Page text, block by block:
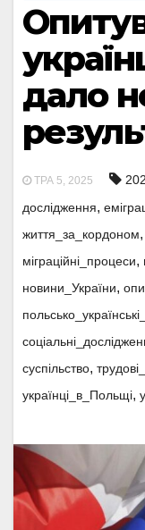
дало
ТРА 5, 2025
дослідження,
життя_за_кордоном,
міграційні_процеси,
новини_України,
суспільство,
українці_в_Польщі,